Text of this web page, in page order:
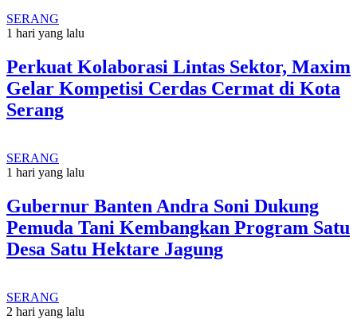
SERANG
1 hari yang lalu
Perkuat Kolaborasi Lintas Sektor, Maxim
Gelar Kompetisi Cerdas Cermat di Kota
Serang
SERANG
1 hari yang lalu
Gubernur Banten Andra Soni Dukung
Pemuda Tani Kembangkan Program Satu
Desa Satu Hektare Jagung
SERANG
2 hari yang lalu